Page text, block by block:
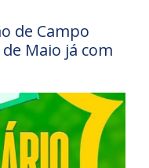
de Campo
Maio já com